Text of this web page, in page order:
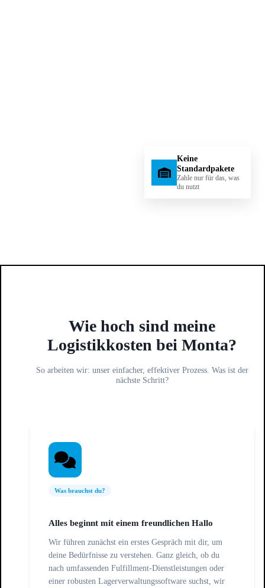
Keine
Standardpakete
Zahle nur für das, was
du nutzt
Wie hoch sind meine
Logistikkosten bei Monta?
So arbeiten wir: unser einfacher, effektiver Prozess. Was ist der
nächste Schritt?
Was brauchst du?
Alles beginnt mit einem freundlichen Hallo
Wir führen zunächst ein erstes Gespräch mit dir, um
deine Bedürfnisse zu verstehen. Ganz gleich, ob du
nach umfassenden Fulfillment-Dienstleistungen oder
einer robusten Lagerverwaltungssoftware suchst, wir